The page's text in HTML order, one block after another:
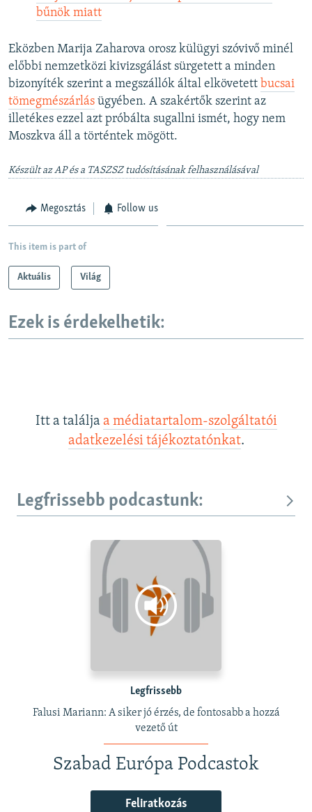
bűnök miatt
Eközben Marija Zaharova orosz külügyi szóvivő minél
előbbi nemzetközi kivizsgálást sürgetett a minden
bizonyíték szerint a megszállók által elkövetett bucsai
tömegmészárlás ügyében. A szakértők szerint az
illetékes ezzel azt próbálta sugallni ismét, hogy nem
Moszkva áll a történtek mögött.
Készült az AP és a TASZSZ tudósításának felhasználásával
Megosztás Follow us
This item is part of
Aktuális Világ
Ezek is érdekelhetik:
Itt a találja a médiatartalom-szolgáltatói
adatkezelési tájékoztatónkat.
Legfrissebb podcastunk:
Legfrissebb
Falusi Mariann: A siker jó érzés, de fontosabb a hozzá
vezető út
Szabad Európa Podcastok
Feliratkozás